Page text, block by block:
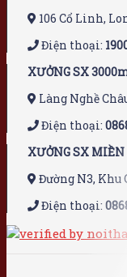
106 Cổ Linh,
Điện thoại:
XƯỞNG SX
Làng Nghề
Điện thoại:
XƯỞNG SX
Đường N3, Khu
Điện thoại: